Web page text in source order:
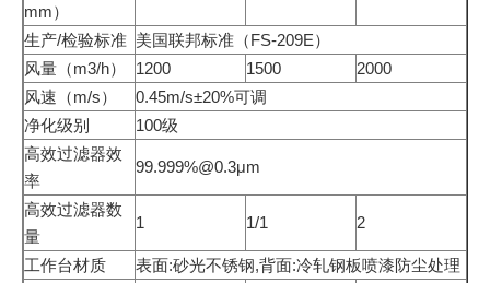
mm）
生产/检验标准 美国联邦标准（FS-209E）
风量（m3/h）
1200 1500
2000
风速（m/s）
0.45m/s±20%可调
净化级别
100级
高效过滤器效
率
99.999%@0.3μm
高效过滤器数
量
1 1/1 2
工作台材质
表面:砂光不锈钢,背面:冷轧钢板喷漆防尘处理